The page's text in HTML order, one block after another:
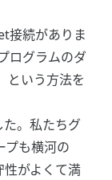
接続がありま
ログラムのダ
という方法を
た。私たちグ
プも横河の
性がよくて満